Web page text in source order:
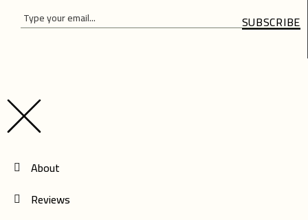
SUBSCRIBE
empty.
empty.
About
Reviews